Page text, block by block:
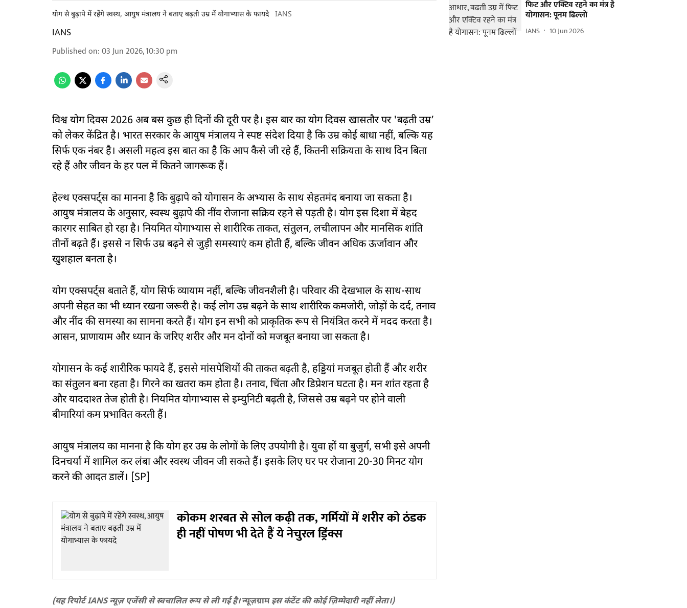
योग से बुढ़ापे में रहेंगे स्वस्थ, आयुष मंत्रालय ने बताए बढ़ती उम्र में योगाभ्यास के फायदे IANS
IANS
Published on:03 Jun 2026, 10:30 pm
विश्व योग दिवस 2026 अब बस कुछ ही दिनों की दूरी पर है। इस बार का योग दिवस खासतौर पर 'बढ़ती उम्र’
को लेकर केंद्रित है। भारत सरकार के आयुष मंत्रालय ने स्पष्ट संदेश दिया है कि उम्र कोई बाधा नहीं, बल्कि यह
सिर्फ एक नंबर है। असली महत्व इस बात का है कि आप कैसे जी रहे हैं, कितनी सक्रियता के साथ दिन बिता
रहे हैं और जीवन के हर पल में कितने जागरूक हैं।
हेल्थ एक्सपर्ट्स का मानना है कि बुढ़ापे को योगासन के अभ्यास के साथ सेहतमंद बनाया जा सकता है।
आयुष मंत्रालय के अनुसार, स्वस्थ बुढ़ापे की नींव रोजाना सक्रिय रहने से पड़ती है। योग इस दिशा में बेहद
कारगर साबित हो रहा है। नियमित योगाभ्यास से शारीरिक ताकत, संतुलन, लचीलापन और मानसिक शांति
तीनों बढ़ते हैं। इससे न सिर्फ उम्र बढ़ने से जुड़ी समस्याएं कम होती हैं, बल्कि जीवन अधिक ऊर्जावान और
खुशहाल बनता है।
योग एक्सपर्ट्स बताते हैं, योग सिर्फ व्यायाम नहीं, बल्कि जीवनशैली है। परिवार की देखभाल के साथ-साथ
अपनी सेहत का भी ध्यान रखना जरूरी है। कई लोग उम्र बढ़ने के साथ शारीरिक कमजोरी, जोड़ों के दर्द, तनाव
और नींद की समस्या का सामना करते हैं। योग इन सभी को प्राकृतिक रूप से नियंत्रित करने में मदद करता है।
आसन, प्राणायाम और ध्यान के जरिए शरीर और मन दोनों को मजबूत बनाया जा सकता है।
योगासन के कई शारीरिक फायदे हैं, इससे मांसपेशियों की ताकत बढ़ती है, हड्डियां मजबूत होती हैं और शरीर
का संतुलन बना रहता है। गिरने का खतरा कम होता है। तनाव, चिंता और डिप्रेशन घटता है। मन शांत रहता है
और याददाश्त तेज होती है। नियमित योगाभ्यास से इम्युनिटी बढ़ती है, जिससे उम्र बढ़ने पर होने वाली
बीमारियां कम प्रभावित करती हैं।
आयुष मंत्रालय का मानना है कि योग हर उम्र के लोगों के लिए उपयोगी है। युवा हों या बुजुर्ग, सभी इसे अपनी
दिनचर्या में शामिल कर लंबा और स्वस्थ जीवन जी सकते हैं। इसके लिए घर पर रोजाना 20-30 मिनट योग
करने की आदत डालें। [SP]
कोकम शरबत से सोल कढ़ी तक, गर्मियों में शरीर को ठंडक
ही नहीं पोषण भी देते हैं ये नेचुरल ड्रिंक्स
(यह रिपोर्ट IANS न्यूज़ एजेंसी से स्वचालित रूप से ली गई है।न्यूज़ग्रामइस कंटेंट की कोई ज़िम्मेदारी नहीं लेता।)
फिट और एक्टिव रहने का मंत्र है
योगासन: पूनम ढिल्लों
IANS 10 Jun 2026